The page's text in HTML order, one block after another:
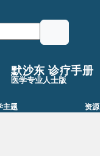
默沙东 诊疗手册
医学专业人士版
主题 资源